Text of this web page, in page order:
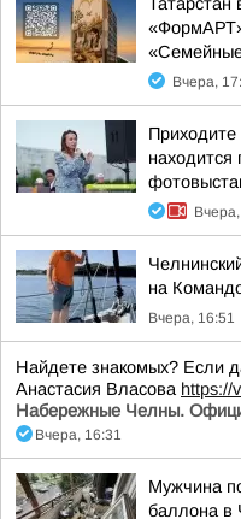
Вчера,
находится
на
Вчера, 16:51
Найдете знакомых? Если
Анастасия Власова https://
Набережные Челны.
Вчера, 16:31
Мужчина
баллона в